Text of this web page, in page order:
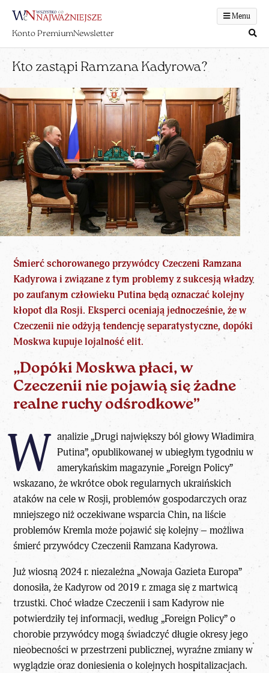
Menu
Konto PremiumNewsletter
Kto zastąpi Ramzana Kadyrowa?
Śmierć schorowanegoprzywódcy Czeczeni Ramzana
Kadyrowa i związane z tym problemy z sukcesją władzy
po zaufanym człowieku Putina będą oznaczać kolejny
kłopot dla Rosji. Eksperci oceniają jednocześnie, że w
Czeczenii nie odżyją tendencję separatystyczne, dopóki
Moskwa kupuje lojalność elit.
„Dopóki Moskwa płaci, w
Czeczenii nie pojawią się żadne
realne ruchy odśrodkowe”
W analizie „Drugi największy ból głowy Władimira
Putina”, opublikowanej w ubiegłym tygodniu w
amerykańskim magazynie „Foreign Policy”
wskazano, że wkrótce obok regularnych ukraińskich
ataków na cele w Rosji, problemów gospodarczych oraz
mniejszego niż oczekiwane wsparcia Chin, na liście
problemów Kremla może pojawić się kolejny – możliwa
śmierć przywódcy Czeczenii Ramzana Kadyrowa.
Już wiosną 2024 r. niezależna „Nowaja Gazieta Europa”
donosiła, że Kadyrow od 2019 r. zmaga się z martwicą
trzustki. Choć władze Czeczenii i sam Kadyrow nie
potwierdziły tej informacji, według „Foreign Policy” o
chorobie przywódcy mogą świadczyć długie okresy jego
nieobecności w przestrzeni publicznej, wyraźne zmiany w
wyglądzie oraz doniesienia o kolejnych hospitalizacjach.